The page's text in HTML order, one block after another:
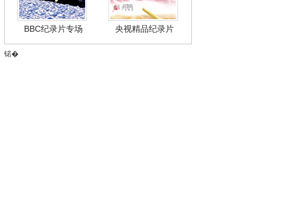
BBC纪录片专场 央视精品纪录片
锘�